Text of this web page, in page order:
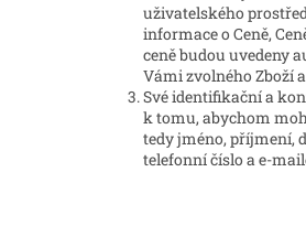
uživatelského
informace o Ceně,
ceně budou uvedeny
Vámi zvolného Zboží
Své identifikační a
k tomu, abychom
tedy jméno, příjmení,
telefonní číslo a e-